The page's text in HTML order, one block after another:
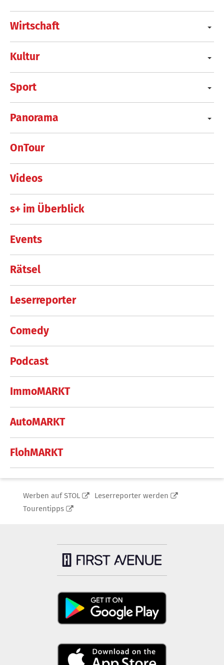
Wirtschaft
Kultur
Sport
Panorama
OnTour
Videos
s+ im Überblick
Events
Rätsel
Leserreporter
Comedy
Podcast
ImmoMARKT
AutoMARKT
FlohMARKT
Werben auf STOL
Leserreporter werden
Tourentipps